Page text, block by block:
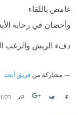
غامض باللقاء
وأحضان في رحابة
دفء الريش والزغب
مشاركة من فريق أبجد
23‏/11‏/2013